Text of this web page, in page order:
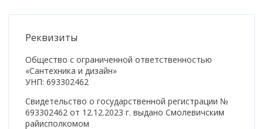
Реквизиты
Общество с ограниченной ответственностью
«Сантехника и дизайн»
УНП: 693302462
Свидетельство о государственной регистрации №
693302462 от 12.12.2023 г. выдано Смолевичским
райисполкомом